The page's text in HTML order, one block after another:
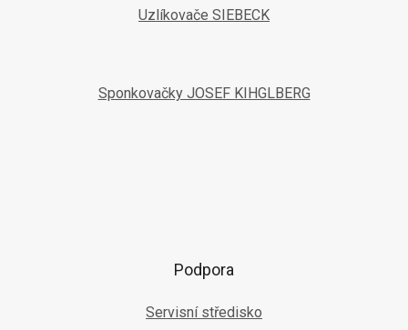
Uzlíkovače SIEBECK
Sponkovačky JOSEF KIHGLBERG
Podpora
Servisní středisko